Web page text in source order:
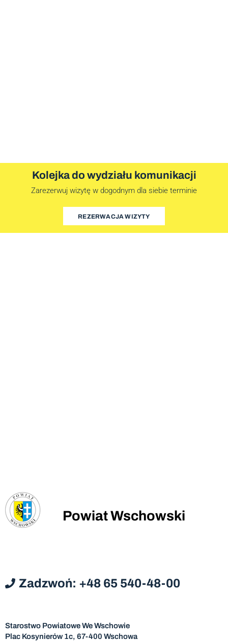
Kolejka do wydziału komunikacji
Zarezerwuj wizytę w dogodnym dla siebie terminie
REZERWACJA WIZYTY
Powiat Wschowski
Zadzwoń: +48 65 540-48-00
Starostwo Powiatowe We Wschowie
Plac Kosynierów 1c, 67-400 Wschowa